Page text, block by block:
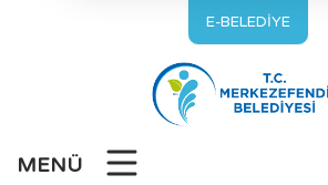
E-BELEDİYE
MENÜ